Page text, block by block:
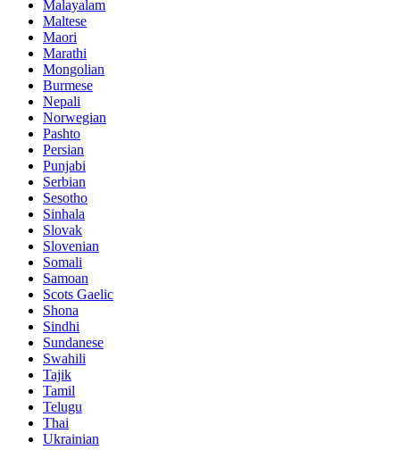
Malayalam
Maltese
Maori
Marathi
Mongolian
Burmese
Nepali
Norwegian
Pashto
Persian
Punjabi
Serbian
Sesotho
Sinhala
Slovak
Slovenian
Somali
Samoan
Scots Gaelic
Shona
Sindhi
Sundanese
Swahili
Tajik
Tamil
Telugu
Thai
Ukrainian